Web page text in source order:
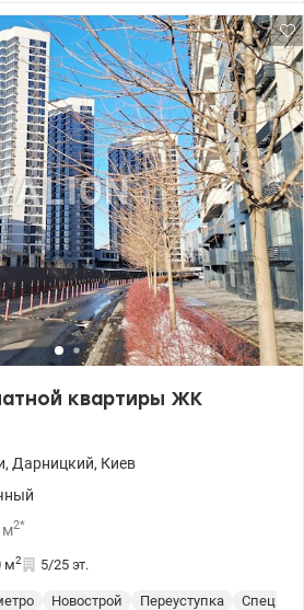
тепла, счетчики воды, счетчик
металлопластиковые окна,
металлические двери, радиаторы с
расположение дома - первая
вид на Днепр.
квартиры ЖК
, Дарницкий, Киев
м2*
м2 5/25 эт.
Новострой Переуступка